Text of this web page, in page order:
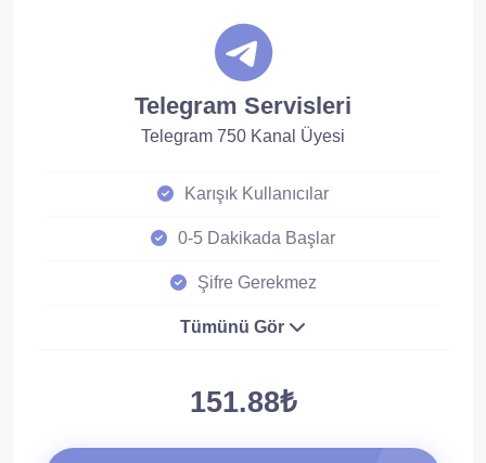
Telegram Servisleri
Telegram 750 Kanal Üyesi
Karışık Kullanıcılar
0-5 Dakikada Başlar
Şifre Gerekmez
Tümünü Gör
151.88₺